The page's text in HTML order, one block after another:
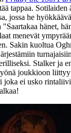
tappaa. Sotilaiden
jossa he
"Saartakaa hänet,
menevät
Sakin kuoltua
Stalker ja
yönä joukkioon
joka ei usko